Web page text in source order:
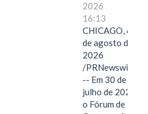
2026
16:13
CHICAGO, 6
de agosto de
2026
/PRNewswire/
-- Em 30 de
julho de 2026,
o Fórum de